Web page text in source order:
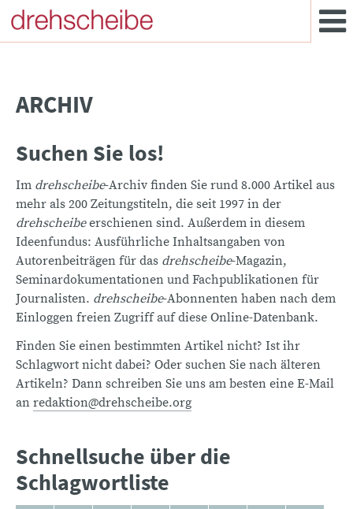
ARCHIV
Suchen Sie los!
Im drehscheibe-Archiv finden Sie rund 8.000 Artikel aus
mehr als 200 Zeitungstiteln, die seit 1997 in der
drehscheibeerschienen sind. Außerdem in diesem
Ideenfundus: Ausführliche Inhaltsangaben von
Autorenbeiträgen für das drehscheibe-Magazin,
Seminardokumentationen und Fachpublikationen für
Journalisten. drehscheibe-Abonnenten haben nach dem
Einloggen freien Zugriff auf diese Online-Datenbank.
Finden Sie einen bestimmten Artikel nicht? Ist ihr
Schlagwort nicht dabei? Oder suchen Sie nach älteren
Artikeln? Dann schreiben Sie uns am besten eine E-Mail
an redaktion@drehscheibe.org
Schnellsuche über die
Schlagwortliste